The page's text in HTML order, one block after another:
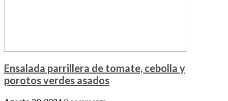
Ensalada parrillera de tomate, cebolla y
porotos verdes asados